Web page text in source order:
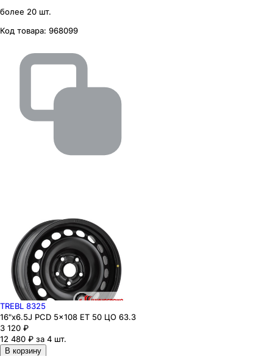
более 20 шт.
Код товара: 968099
TREBL 8325
16"x6.5J PCD 5x108 ЕТ 50 ЦО 63.3
3 120 ₽
12 480 ₽ за 4 шт.
В корзину